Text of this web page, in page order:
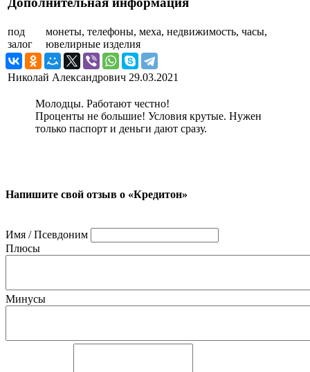
под
залог
монеты, телефоны, меха, недвижимость, часы,
ювелирные изделия
Николай Александрович 29.03.2021
Молодцы. Работают честно!
Проценты не большие! Условия крутые. Нужен
только паспорт и деньги дают сразу.
Напишите свой отзыв о «Кредитон»
Имя / Псевдоним
Плюсы
Минусы